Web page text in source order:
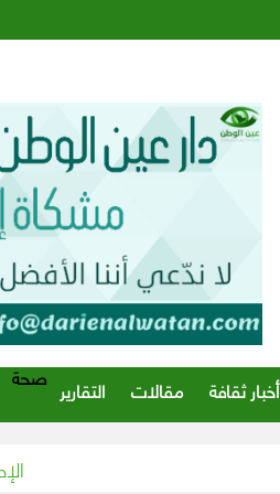
أخبار ثقافة مقالات التقارير صحة